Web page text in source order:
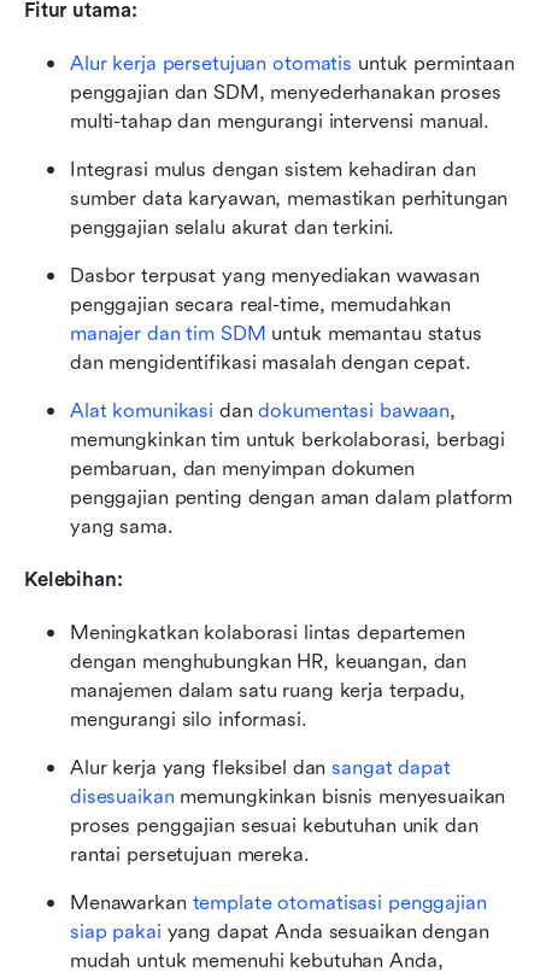
Fitur utama:
Alur kerja persetujuan otomatis untuk permintaan
penggajian dan SDM, menyederhanakan proses
multi-tahap dan mengurangi intervensi manual.
Integrasi mulus dengan sistem kehadiran dan
sumber data karyawan, memastikan perhitungan
penggajian selalu akurat dan terkini.
Dasbor terpusat yang menyediakan wawasan
manajer dan tim SDM untuk memantau status
dan mengidentifikasi masalah dengan cepat.
Alat komunikasi dan dokumentasi bawaan,
memungkinkan tim untuk berkolaborasi, berbagi
pembaruan, dan menyimpan dokumen
penggajian penting dengan aman dalam platform
yang sama.
Kelebihan:
Meningkatkan kolaborasi lintas departemen
dengan menghubungkan HR, keuangan, dan
manajemen dalam satu ruang kerja terpadu,
mengurangi silo informasi.
Alur kerja yang fleksibel dan sangat dapat
disesuaikan memungkinkan bisnis menyesuaikan
proses penggajian sesuai kebutuhan unik dan
rantai persetujuan mereka.
Menawarkan template otomatisasi penggajian
siap pakai yang dapat Anda sesuaikan dengan
mudah untuk memenuhi kebutuhan Anda,